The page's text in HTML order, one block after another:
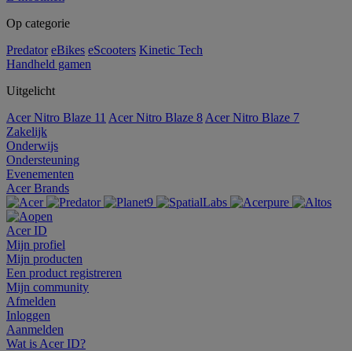
Op categorie
Predator eBikes eScooters Kinetic Tech
Handheld gamen
Uitgelicht
Acer Nitro Blaze 11 Acer Nitro Blaze 8 Acer Nitro Blaze 7
Zakelijk
Onderwijs
Ondersteuning
Evenementen
Acer Brands
Acer ID
Mijn profiel
Mijn producten
Een product registreren
Mijn community
Afmelden
Inloggen
Aanmelden
Wat is Acer ID?